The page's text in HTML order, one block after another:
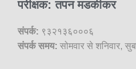
परीक्षक: तपन मडकीकर
संपर्क: ९३२१३६०००६
संपर्क समय: सोमवार से शनिवार,